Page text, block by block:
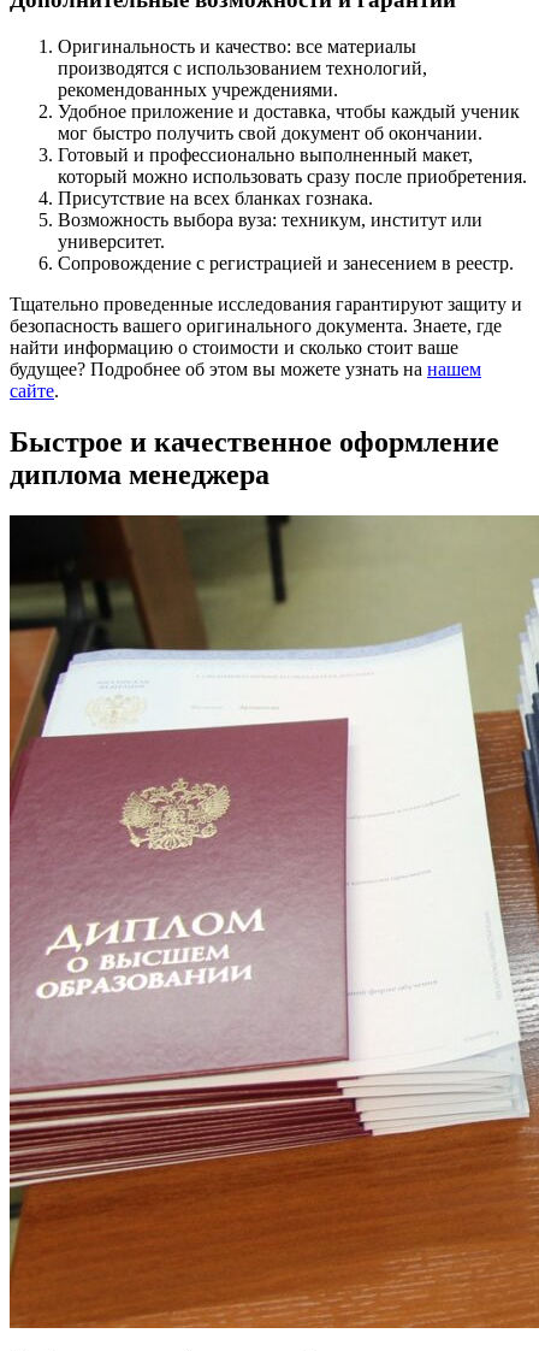
Оригинальность и качество: все материалы
производятся с использованием технологий,
рекомендованных учреждениями.
Удобное приложение и доставка, чтобы каждый ученик
мог быстро получить свой документ об окончании.
Готовый и профессионально выполненный макет,
который можно использовать сразу после приобретения.
Присутствие на всех бланках гознака.
Возможность выбора вуза: техникум, институт или
университет.
Сопровождение с регистрацией и занесением в реестр.
Тщательно проведенные исследования гарантируют защиту и
безопасность вашего оригинального документа. Знаете, где
найти информацию о стоимости и сколько стоит ваше
будущее? Подробнее об этом вы можете узнать на нашем
сайте.
Быстрое и качественное оформление
диплома менеджера